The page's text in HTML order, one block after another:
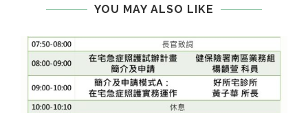
YOU MAY ALSO LIKE